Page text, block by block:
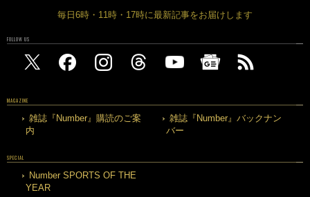
毎日6時・11時・17時に最新記事をお届けします
FOLLOW US
MAGAZINE
雑誌『Number』購読のご案
内
雑誌『Number』バックナン
バー
SPECIAL
Number SPORTS OF THE
YEAR